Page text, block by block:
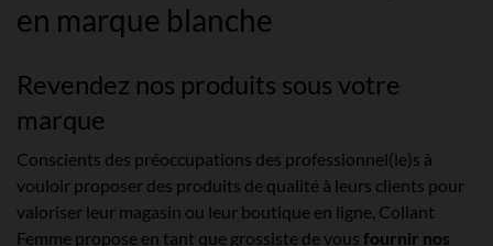
en marque blanche
Revendez nos produits sous votre
marque
Conscients des préoccupations des professionnel(le)s à
vouloir proposer des produits de qualité à leurs clients pour
valoriser leur magasin ou leur boutique en ligne, Collant
Femme propose en tant que grossiste de vous fournir nos